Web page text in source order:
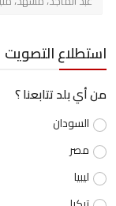
استطلاع التصويت
من أي بلد تتابعنا ؟
السودان
مصر
ليبيا